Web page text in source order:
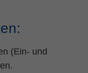
(Ein- und